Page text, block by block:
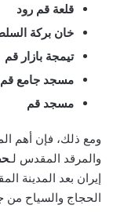
قلعة قم رود
خان بركة
تيمجة بازار قم
مسجد جامع قم
مسجد قم
ومع ذلك، فإن أهم
والمرقد المقدس لـ
إيران بعد المدينة
الحجاج والسياح من